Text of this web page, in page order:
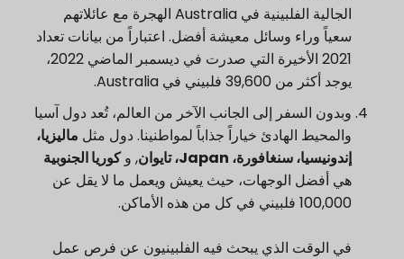
الجالية الفلبينية في Australia الهجرة مع عائلاتهم
سعياً وراء وسائل معيشة أفضل. اعتباراً من بيانات تعداد
2021 الأخيرة التي صدرت في ديسمبر الماضي 2022،
يوجد أكثر من 39,600 فلبيني في Australia.
وبدون السفر إلى الجانب الآخر من العالم، تُعد دول آسيا
والمحيط الهادئ خياراً جذاباً لمواطنينا. دول مثل ماليزيا،
إندونيسيا، سنغافورة، Japan، تايوان
, وكوريا الجنوبية
هي أفضل الوجهات، حيث يعيش ويعمل ما لا يقل عن
100,000 فلبيني في كل من هذه الأماكن.
في الوقت الذي يبحث فيه الفلبينيون عن فرص عمل